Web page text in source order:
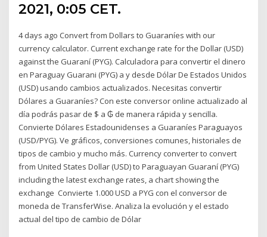
2021, 0:05 CET.
4 days ago Convert from Dollars to Guaraníes with our
currency calculator. Current exchange rate for the Dollar (USD)
against the Guaraní (PYG). Calculadora para convertir el dinero
en Paraguay Guarani (PYG) a y desde Dólar De Estados Unidos
(USD) usando cambios actualizados. Necesitas convertir
Dólares a Guaraníes? Con este conversor online actualizado al
día podrás pasar de $ a ₲ de manera rápida y sencilla.
Convierte Dólares Estadounidenses a Guaraníes Paraguayos
(USD/PYG). Ve gráficos, conversiones comunes, historiales de
tipos de cambio y mucho más. Currency converter to convert
from United States Dollar (USD) to Paraguayan Guaraní (PYG)
including the latest exchange rates, a chart showing the
exchange Convierte 1.000 USD a PYG con el conversor de
moneda de TransferWise. Analiza la evolución y el estado
actual del tipo de cambio de Dólar